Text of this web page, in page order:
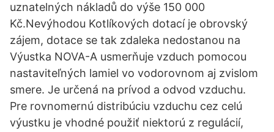
uznatelných nákladů do výše 150 000
Kč.Nevýhodou Kotlíkových dotací je obrovský
zájem, dotace se tak zdaleka nedostanou na
Výustka NOVA-A usmerňuje vzduch pomocou
nastaviteľných lamiel vo vodorovnom aj zvislom
smere. Je určená na prívod a odvod vzduchu.
Pre rovnomernú distribúciu vzduchu cez celú
výustku je vhodné použiť niektorú z regulácií,